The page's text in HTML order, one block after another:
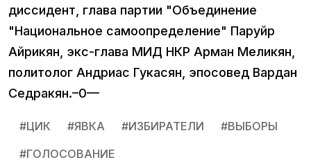
диссидент, глава партии "Объединение
"Национальное самоопределение" Паруйр
Айрикян, экс-глава МИД НКР Арман Меликян,
политолог Андриас Гукасян, эпосовед Вардан
Седракян.–0—
#ЦИК #ЯВКА #ИЗБИРАТЕЛИ #ВЫБОРЫ
#ГОЛОСОВАНИЕ